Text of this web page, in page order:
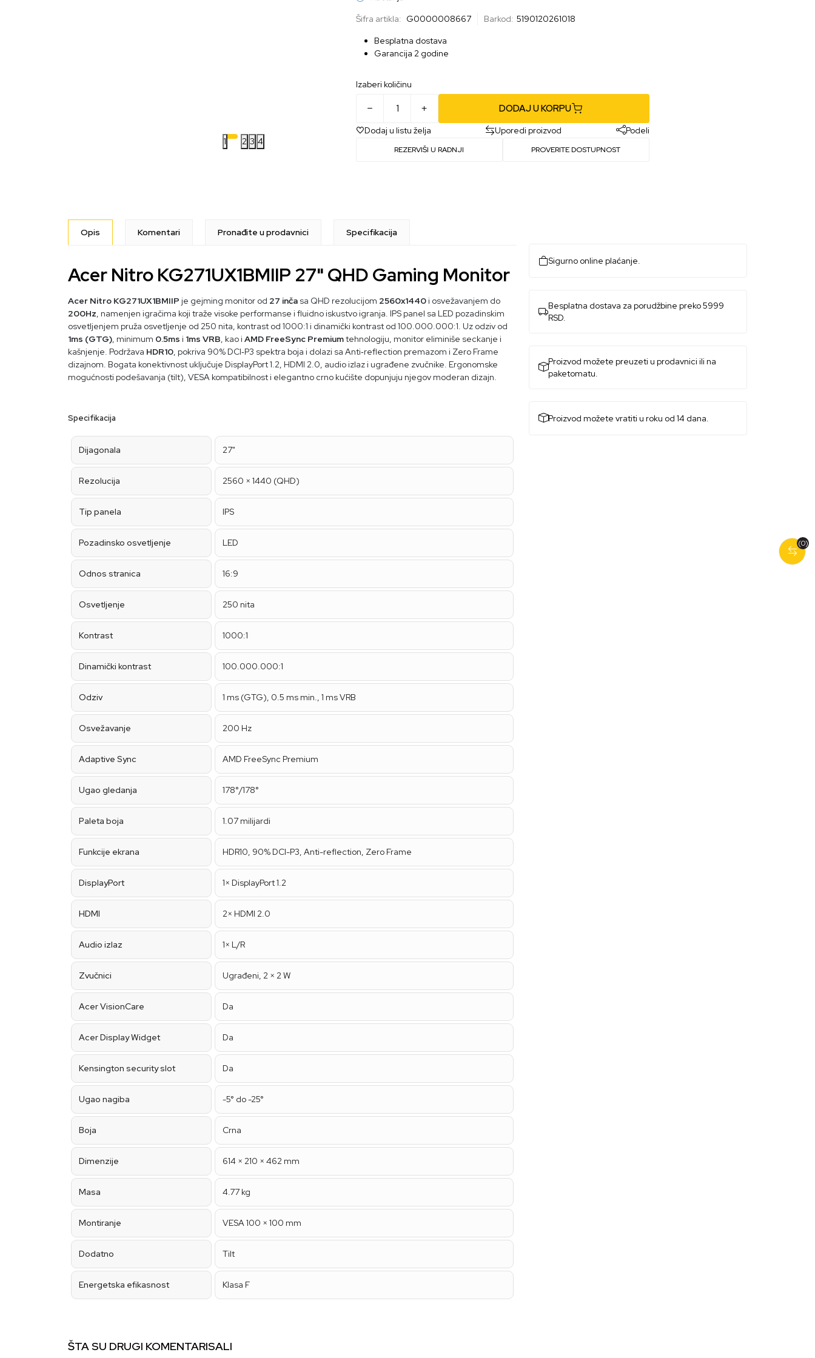
1 2 3 4
Šifra artikla: G0000008667 Barkod: 5190120261018
Besplatna dostava
Garancija 2 godine
Izaberi količinu
DODAJ U KORPU
Dodaj u listu želja Uporedi proizvod Podeli
REZERVIŠI U RADNJI PROVERITE DOSTUPNOST
(0)
Opis Komentari Pronađite u prodavnici Specifikacija
Acer Nitro KG271UX1BMIIP 27" QHD Gaming Monitor
Acer Nitro KG271UX1BMIIP je gejming monitor od 27 inča sa QHD rezolucijom 2560x1440i osvežavanjem do
200Hz, namenjen igračima koji traže visoke performanse i fluidno iskustvo igranja. IPS panel sa LED pozadinskim
osvetljenjem pruža osvetljenje od 250 nita, kontrast od 1000:1 i dinamički kontrast od 100.000.000:1. Uz odziv od
1ms (GTG), minimum 0.5ms i 1ms VRB, kao i AMD FreeSync Premiumtehnologiju, monitor eliminiše seckanje i
kašnjenje. Podržava HDR10, pokriva 90% DCI‑P3 spektra boja i dolazi sa Anti‑reflection premazom i Zero Frame
dizajnom. Bogata konektivnost uključuje DisplayPort 1.2, HDMI 2.0, audio izlaz i ugrađene zvučnike. Ergonomske
mogućnosti podešavanja (tilt), VESA kompatibilnost i elegantno crno kućište dopunjuju njegov moderan dizajn.
Specifikacija
Dijagonala 27"
Rezolucija 2560 × 1440 (QHD)
Tip panela IPS
Pozadinsko osvetljenje LED
Odnos stranica 16:9
Osvetljenje 250 nita
Kontrast 1000:1
Dinamički kontrast 100.000.000:1
Odziv 1 ms (GTG), 0.5 ms min., 1 ms VRB
Osvežavanje 200 Hz
Adaptive Sync AMD FreeSync Premium
Ugao gledanja 178°/178°
Paleta boja 1.07 milijardi
Funkcije ekrana HDR10, 90% DCI-P3, Anti-reflection, Zero Frame
DisplayPort 1× DisplayPort 1.2
HDMI 2× HDMI 2.0
Audio izlaz 1× L/R
Zvučnici Ugrađeni, 2 × 2 W
Acer VisionCare Da
Acer Display Widget Da
Kensington security slot Da
Ugao nagiba -5° do -25°
Boja Crna
Dimenzije 614 × 210 × 462 mm
Masa 4.77 kg
Montiranje VESA 100 × 100 mm
Dodatno Tilt
Energetska efikasnost Klasa F
Sigurno online plaćanje.
Besplatna dostava za porudžbine preko 5999
RSD.
Proizvod možete preuzeti u prodavnici ili na
paketomatu.
Proizvod možete vratiti u roku od 14 dana.
ŠTA SU DRUGI KOMENTARISALI